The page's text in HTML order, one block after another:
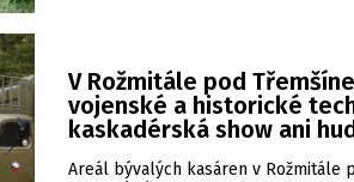
V Rožmitále pod
vojenské a historické
kaskadérská show ani
Areál bývalých kasáren v Rožmitále